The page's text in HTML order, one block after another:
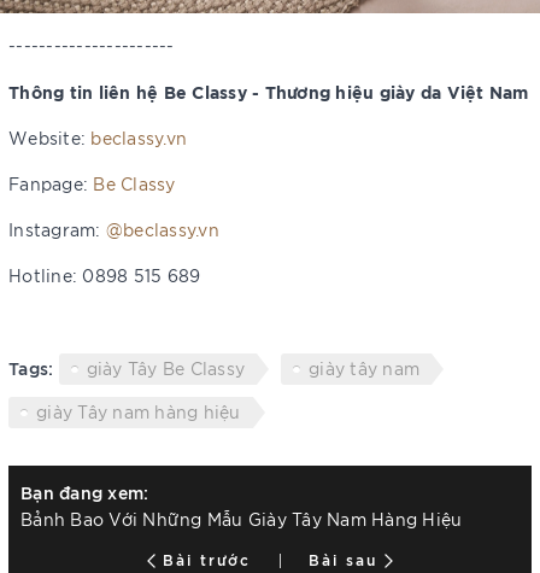
----------------------
Thông tin liên hệ Be Classy - Thương hiệu giày da Việt Nam
Website: beclassy.vn
Fanpage: Be Classy
Instagram: @beclassy.vn
Hotline: 0898 515 689
Tags: giày Tây Be Classy
giày tây nam
giày Tây nam hàng hiệu
Bạn đang xem:
Bảnh Bao Với Những Mẫu Giày Tây Nam Hàng Hiệu
Bài trước Bài sau